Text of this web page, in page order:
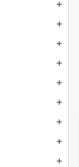
add
add
add
add
add
add
add
add
add